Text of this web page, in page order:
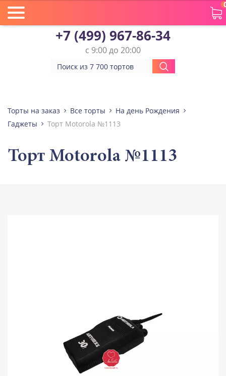
+7 (499) 967-86-34
с 9:00 до 20:00
Торты на заказ Все торты
На день Рождения
Гаджеты
Торт Motorola №1113
Торт Motorola №1113